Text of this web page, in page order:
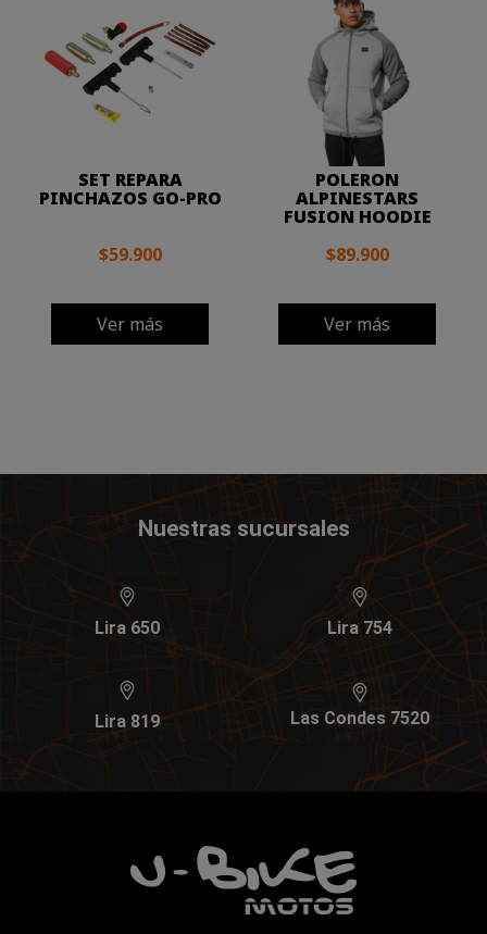
SET REPARA
PINCHAZOS GO-PRO
$59.900
Ver más
POLERON
ALPINESTARS
FUSION HOODIE
$89.900
Ver más
Nuestras sucursales
Lira 650 Lira 754
Lira 819 Las Condes 7520